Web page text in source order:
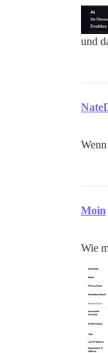
und
Moin
Wie